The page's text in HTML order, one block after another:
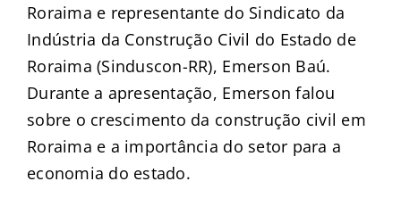
Roraima e representante do Sindicato da
Indústria da Construção Civil do Estado de
Roraima (Sinduscon-RR), Emerson Baú.
Durante a apresentação, Emerson falou
sobre o crescimento da construção civil em
Roraima e a importância do setor para a
economia do estado.